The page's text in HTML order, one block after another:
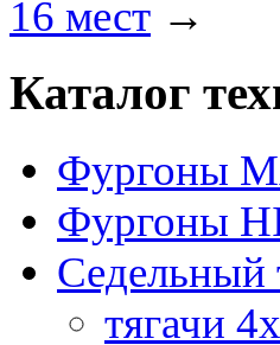
16 мест →
Каталог
Фургоны
Фургоны
Седельный
тягачи